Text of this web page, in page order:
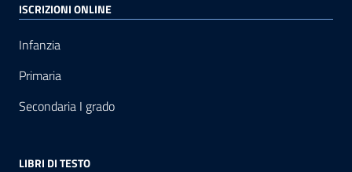
ISCRIZIONI ONLINE
Infanzia
Primaria
Secondaria I grado
LIBRI DI TESTO